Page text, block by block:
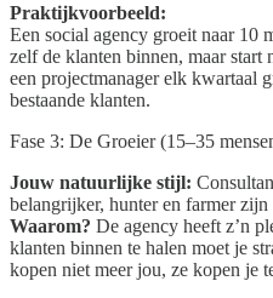
Praktijkvoorbeeld:
Een social agency groeit naar 10
zelf de klanten binnen, maar start
een projectmanager elk kwartaal
bestaande klanten.
Fase 3: De Groeier (15–35
Jouw natuurlijke stijl:
belangrijker, hunter en farmer zijn
Waarom? De agency heeft z’n
klanten binnen te halen moet je
kopen niet meer jou, ze kopen je